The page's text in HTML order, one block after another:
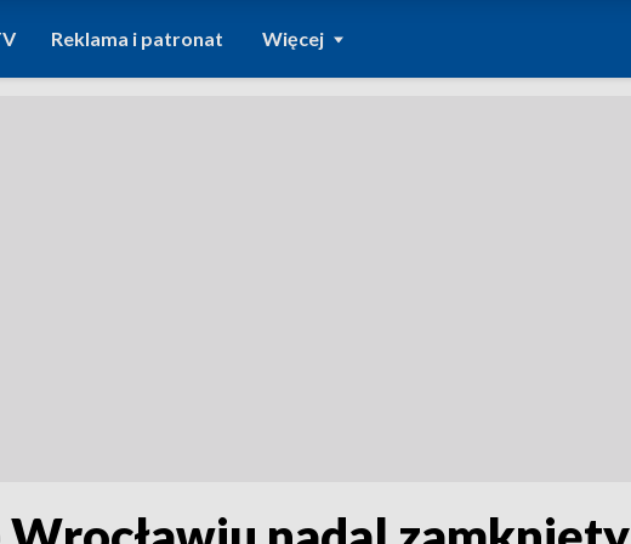
Reklama i patronat Więcej